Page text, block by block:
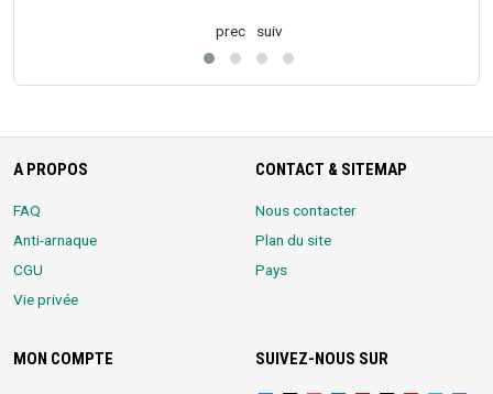
prec suiv
A PROPOS
FAQ
Anti-arnaque
CGU
Vie privée
CONTACT & SITEMAP
Nous contacter
Plan du site
Pays
MON COMPTE SUIVEZ-NOUS SUR